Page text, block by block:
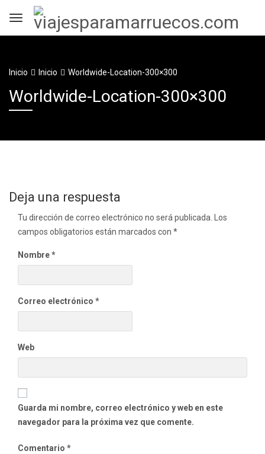
Inicio Inicio Worldwide-Location-300×300
Worldwide-Location-300×300
Deja una respuesta
Tu dirección de correo electrónico no será publicada.
Los
campos obligatorios están marcados con *
Nombre*
Correo electrónico *
Web
Guarda mi nombre, correo electrónico y web en este
navegador para la próxima vez que comente.
Comentario *